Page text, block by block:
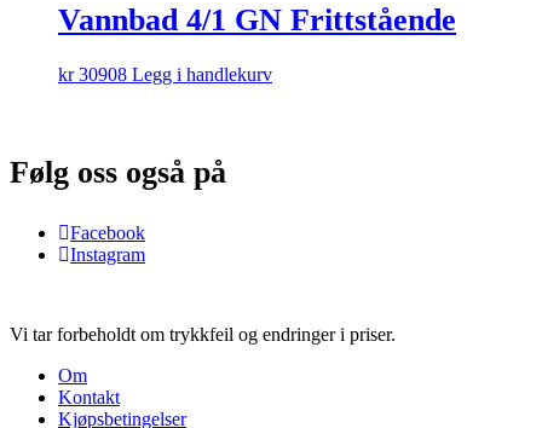
Vannbad 4/1 GN Frittstående
kr30908 Legg i handlekurv
Følg oss også på
Facebook
Instagram
Vi tar forbeholdt om trykkfeil og endringer i priser.
Om
Kontakt
Kjøpsbetingelser